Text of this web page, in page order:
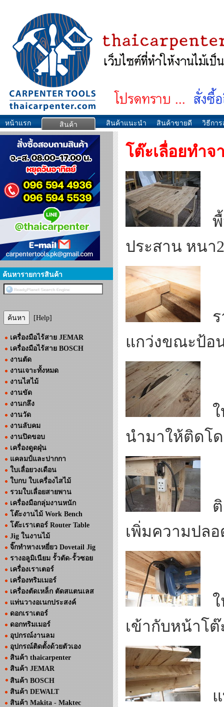
หน้าแรก สินค้า สินค้าแนะนำ สินค้าขายดี วิธีกา
ค้นหารายการสินค้า
[Help]
เครื่องมือไร้สาย JEMAR
เครื่องมือไร้สาย BOSCH
งานตัด
งานเจาะทั้งหมด
งานไสไม้
งานขัด
งานกลึง
งานวัด
งานลับคม
งานปิดขอบ
เครื่องดูดฝุ่น
แคลมป์และปากกา
ใบเลื่อยวงเดือน
ใบกบ ใบเครื่องไสไม้
รวมใบเลื่อยสายพาน
เครื่องมือกลุ่มงานหนัก
โต๊ะงานไม้ Work Bench
โต๊ะเราเตอร์ Router Table
Jig ในงานไม้
จิ๊กทำหางเหยี่ยว Dovetail Jig
รางอลูมิเนียม รั้วตัด-รั้วซอย
เครื่องเราเตอร์
เครื่องทริมเมอร์
เครื่องตัดเหล็ก ตัดสแตนเลส
แท่นวางอเนกประสงค์
ดอกเราเตอร์
ดอกทริมเมอร์
อุปกรณ์งานลม
อุปกรณ์ติดตั้งด้วยตัวเอง
สินค้า thaicarpenter
สินค้า JEMAR
สินค้า BOSCH
สินค้า DEWALT
สินค้า Makita - Maktec
โต๊ะเลื่อยทำจ
พื้
ประสาน หนา
ร
แกว่งขณะป้อ
ใ
นำมาให้ติดโด
ติ
เพิ่มความปล
ใ
เข้ากับหน้าโต๊
แ